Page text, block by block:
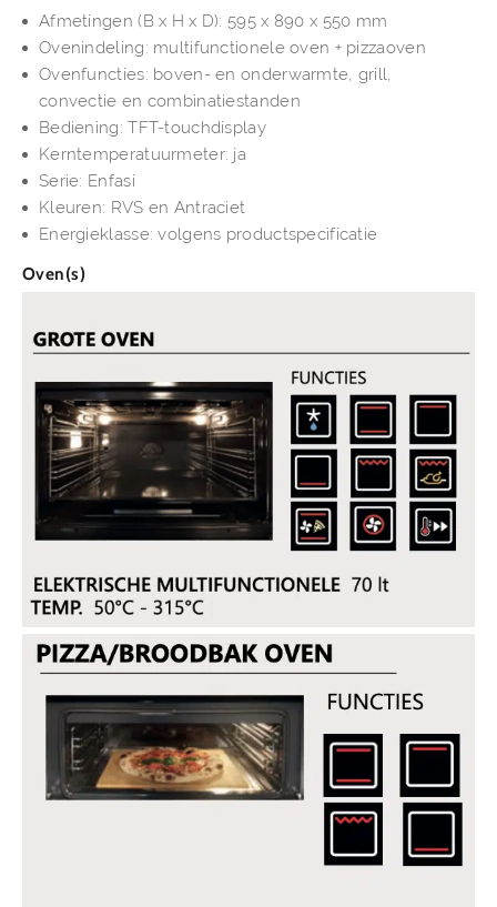
Afmetingen (B x H x D): 595 x 890 x 550 mm
Ovenindeling: multifunctionele oven + pizzaoven
Ovenfuncties: boven- en onderwarmte, grill,
convectie en combinatiestanden
Bediening: TFT-touchdisplay
Kerntemperatuurmeter: ja
Serie: Enfasi
Kleuren: RVS en Antraciet
Energieklasse: volgens productspecificatie
Oven(s)